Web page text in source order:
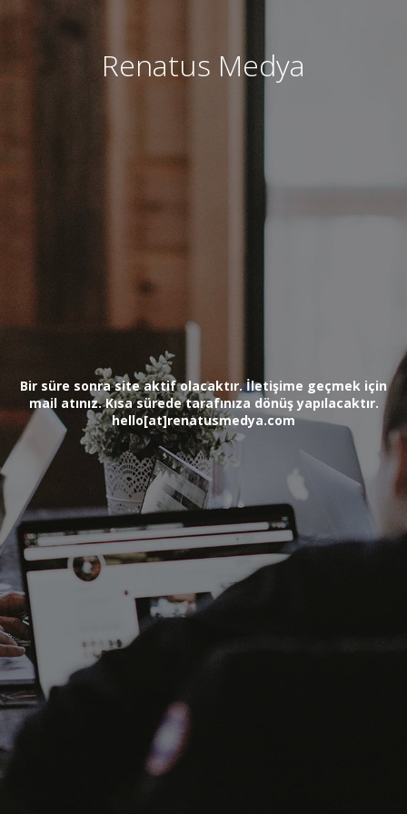
Renatus Medya
Bir süre sonra site aktif olacaktır. İletişime geçmek için
mail atınız. Kısa sürede tarafınıza dönüş yapılacaktır.
hello[at]renatusmedya.com